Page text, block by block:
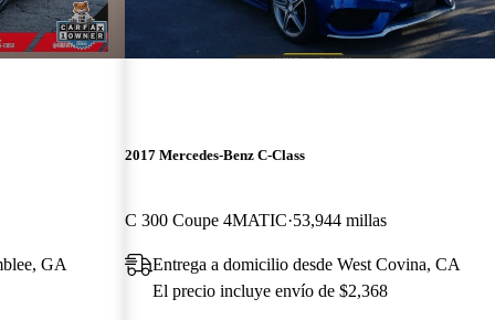
GA
2017 Mercedes-Benz C-Class
C 300 Coupe 4MATIC 53,944 millas
Entrega a domicilio desde West Covina, CA
El precio incluye envío de $2,368